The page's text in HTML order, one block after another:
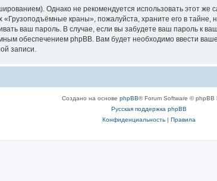
Однако не рекомендуется использовать этот же
краны», пожалуйста, храните его в
ваш пароль. В случае, если вы забудете ваш пароль к
обеспечением phpBB. Вам будет необходимо ввести
записи.
Создано на основе phpBB® Forum Software © phpBB
Русская поддержка phpBB
Конфиденциальность| Правила